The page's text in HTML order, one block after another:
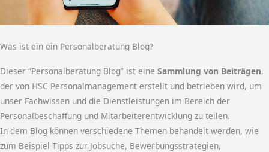
Was ist ein ein Personalberatung Blog?
Dieser “Personalberatung Blog” ist eine Sammlung von Beiträgen,
der von HSC Personalmanagement erstellt und betrieben wird, um
unser Fachwissen und die Dienstleistungen im Bereich der
Personalbeschaffung und Mitarbeiterentwicklung zu teilen.
In dem Blog können verschiedene Themen behandelt werden, wie
zum Beispiel Tipps zur Jobsuche, Bewerbungsstrategien,